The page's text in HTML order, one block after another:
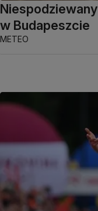
w Budapeszcie
METEO